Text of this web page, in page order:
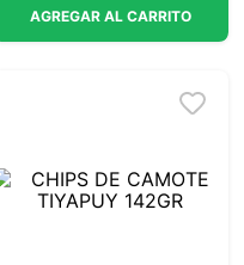
AGREGAR AL CARRITO